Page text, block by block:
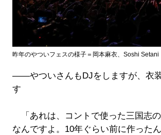
昨年のやついフェスの様子＝岡本麻衣、Soshi Setani
――やついさんもDJをしますが、衣
す
「あれは、コントで使った三国志
なんですよ。10年ぐらい前に作った